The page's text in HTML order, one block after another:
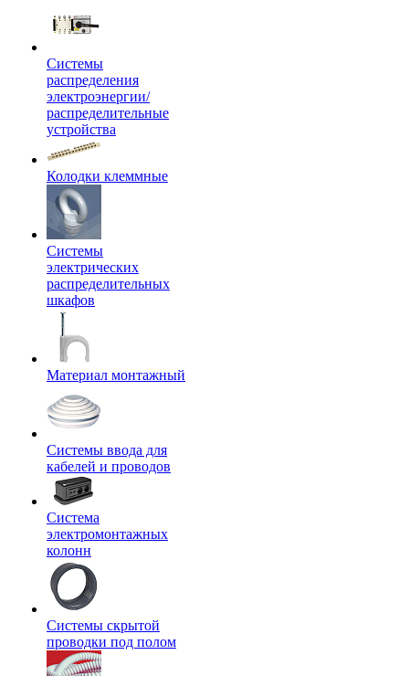
Системы
распределения
электроэнергии/
распределительные
устройства
Колодки клеммные
Системы
электрических
распределительных
шкафов
Материал монтажный
Системы ввода для
кабелей и проводов
Система
электромонтажных
колонн
Системы скрытой
проводки под полом